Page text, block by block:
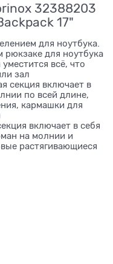
32388203
17"
для ноутбука.
рюкзаке для ноутбука
всё, что
зал
секция включает в
по всей длине,
кармашки для
включает в себя
на молнии и
растягивающиеся